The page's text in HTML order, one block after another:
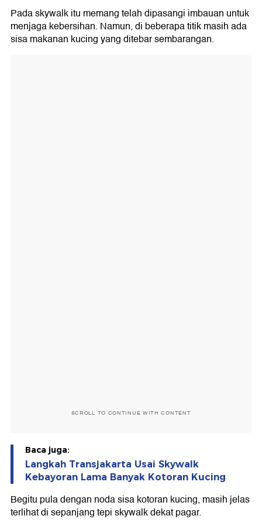
Pada skywalk itu memang telah dipasangi imbauan untuk
menjaga kebersihan. Namun, di beberapa titik masih ada
sisa makanan kucing yang ditebar sembarangan.
SCROLL TO CONTINUE WITH CONTENT
Baca juga:
Langkah Transjakarta Usai Skywalk
Kebayoran Lama Banyak Kotoran Kucing
Begitu pula dengan noda sisa kotoran kucing, masih jelas
terlihat di sepanjang tepi skywalk dekat pagar.